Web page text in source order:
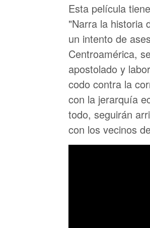
Esta película
"Narra la historia
un intento de
Centroamérica,
apostolado y
codo contra la
con la jerarquía
todo, seguirán
con los vecinos